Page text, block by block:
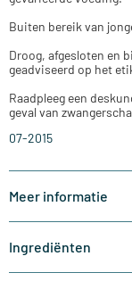
Buiten bereik van
Droog, afgesloten en
geadviseerd op het
Raadpleeg een
geval van
07-2015
Meer informatie
Ingrediënten